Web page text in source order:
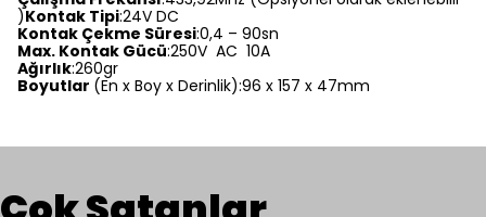
)Kontak Tipi:24V DC
Kontak Çekme Süresi:0,4 – 90sn
Max. Kontak Gücü:250V AC 10A
Ağırlık:260gr
Boyutlar (En x Boy x Derinlik):96 x 157 x 47mm